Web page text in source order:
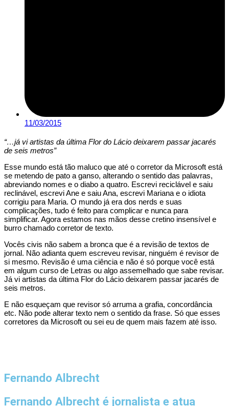
11/03/2015
“…já vi artistas da última Flor do Lácio deixarem passar jacarés
de seis metros”
Esse mundo está tão maluco que até o corretor da Microsoft está
se metendo de pato a ganso, alterando o sentido das palavras,
abreviando nomes e o diabo a quatro. Escrevi reciclável e saiu
reclinável, escrevi Ane e saiu Ana, escrevi Mariana e o idiota
corrigiu para Maria. O mundo já era dos nerds e suas
complicações, tudo é feito para complicar e nunca para
simplificar. Agora estamos nas mãos desse cretino insensível e
burro chamado corretor de texto.
Vocês civis não sabem a bronca que é a revisão de textos de
jornal. Não adianta quem escreveu revisar, ninguém é revisor de
si mesmo. Revisão é uma ciência e não é só porque você está
em algum curso de Letras ou algo assemelhado que sabe revisar.
Já vi artistas da última Flor do Lácio deixarem passar jacarés de
seis metros.
E não esqueçam que revisor só arruma a grafia, concordância
etc. Não pode alterar texto nem o sentido da frase. Só que esses
corretores da Microsoft ou sei eu de quem mais fazem até isso.
Fernando Albrecht
Fernando Albrecht é jornalista e atua